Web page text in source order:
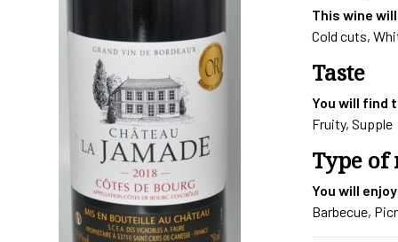
This wine
Cold cuts,
Taste
You will find
Fruity, Supple
Type of
You will
Barbecue,